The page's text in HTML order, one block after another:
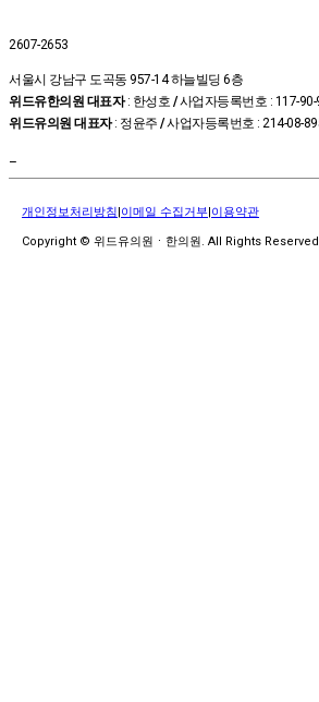
2607-2653
서울시 강남구 도곡동 957-14 하늘빌딩 6층
위드유한의원 대표자: 한성호 /사업자등록번호 : 117-90-
위드유의원 대표자: 정윤주 /사업자등록번호 : 214-08-
–
개인정보처리방침|이메일 수집거부|이용약관
Copyright © 위드유의원ㆍ한의원. All Rights Reserved